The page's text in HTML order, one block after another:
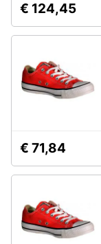
€ 124,45
€ 71,84